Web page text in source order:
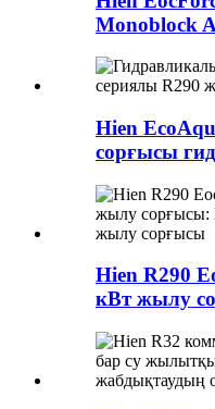
Monoblock
Hien
сорғысы
Hien R290
кВт жылу